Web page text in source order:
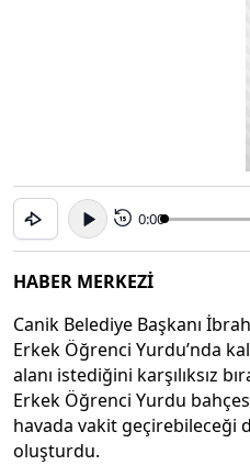
15 0:00
HABER MERKEZİ
Canik Belediye Başkanı
Erkek Öğrenci Yurdu’nda
alanı istediğini karşılıksız
Erkek Öğrenci Yurdu
havada vakit geçirebileceği
oluşturdu.